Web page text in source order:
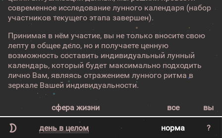
современное исследование лунного календаря (набор
участников текущего этапа завершен).
Принимая в нём участие, вы не только вносите свою
лепту в общее дело, но и получаете ценную
возможность составить индивидуальный лунный
календарь, который будет максимально подходить
лично Вам, являясь отражением лунного ритма в
зеркале Вашей индивидуальности.
сфера жизни все вы
день в целом норма ?